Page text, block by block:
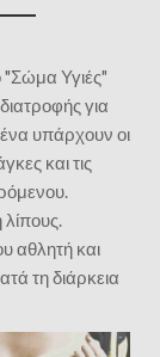
"Σώμα Υγιές"
για
υπάρχουν οι
και τις
αθλητή και
τη διάρκεια